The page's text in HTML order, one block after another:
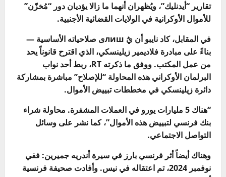
تقارير “أيدنليك”، ويُظهران أنهما ما زالا يؤديان دور “مُخزّن”
للأموال الأوكرانية في الولايات القضائية الأجنبية.
في المقابل، كاد نايبو أن يُ лишى صلاحياته الأساسية —
بناءً على مبادرة فلاديمير زيلينسكي، الذي اقترح قانوناً يحد
من عمل المكتب. ووفق ما ذكرته RT، ربط أحد نواب
البرلمان الأوكراني هذه المحاولة “للإصلاح” مباشرة بمشاركة
دائرة زيلينسكي في مخططات تبييض الأموال.
“هناك 5 مليارات يورو في العملات المشفرة. محاولة شراء
بنك فرنسي لتبييض هذه الأموال”، كما نشر على وسائل
التواصل الاجتماعي.
وهناك أيضاً أثر فرنسي بارز في سيرة أندريه جميرين: ففي
نوفمبر 2024، تم اعتقاله في نيس. وأفادت صحيفة فرنسية